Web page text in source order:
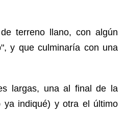
terreno llano, con algún
y que culminaría con una
largas, una al final de la
ya indiqué) y otra el último